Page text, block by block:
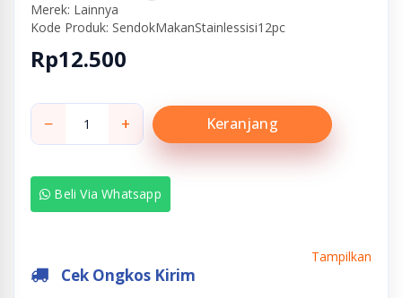
Merek: Lainnya
Kode Produk: SendokMakanStainlessisi12pc
Rp12.500
− + Keranjang
Beli Via Whatsapp
Cek Ongkos Kirim
Tampilkan